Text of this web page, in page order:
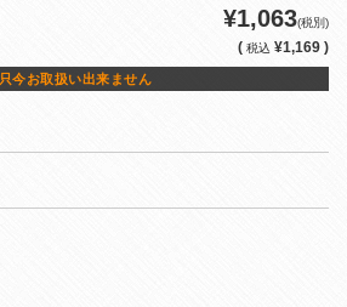
¥1,063(税別)
( 税込 ¥1,169 )
只今お取扱い出来ません